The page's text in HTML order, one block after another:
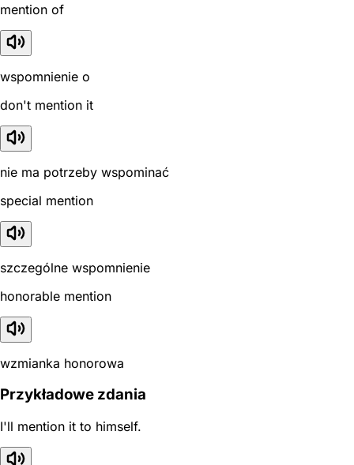
mention of
wspomnienie o
don't mention it
nie ma potrzeby wspominać
special mention
szczególne wspomnienie
honorable mention
wzmianka honorowa
Przykładowe zdania
I'll mention it to himself.